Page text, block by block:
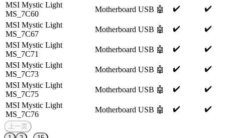
MSI Mystic Light
MS_7C60
Motherboard USB 🤖 ✔️
✔️
MSI Mystic Light
MS_7C67
Motherboard USB 🤖 ✔️
✔️
MSI Mystic Light
MS_7C71
Motherboard USB 🤖 ✔️
✔️
MSI Mystic Light
MS_7C73
Motherboard USB 🤖 ✔️
✔️
MSI Mystic Light
MS_7C75
Motherboard USB 🤖 ✔️
✔️
MSI Mystic Light
MS_7C76
Motherboard USB 🤖 ✔️ ✔️
上一页